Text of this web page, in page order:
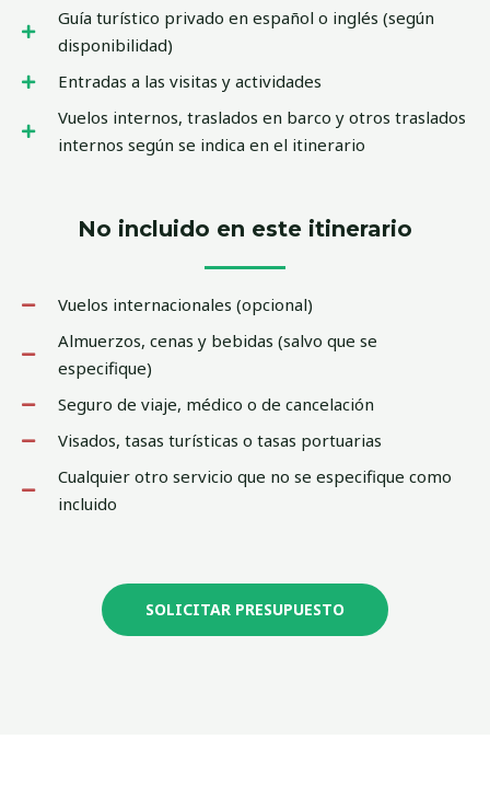
Guía turístico privado en español o inglés (según
disponibilidad)
Entradas a las visitas y actividades
Vuelos internos, traslados en barco y otros traslados
internos según se indica en el itinerario
No incluido en este itinerario
Vuelos internacionales (opcional)
Almuerzos, cenas y bebidas (salvo que se
especifique)
Seguro de viaje, médico o de cancelación
Visados, tasas turísticas o tasas portuarias
Cualquier otro servicio que no se especifique como
incluido
SOLICITAR PRESUPUESTO